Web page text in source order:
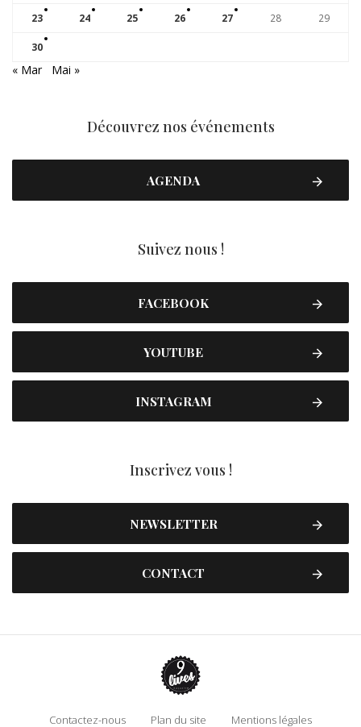
23 24 25 26 27 28 29
30
« Mar Mai »
Découvrez nos événements
AGENDA
Suivez nous !
FACEBOOK
YOUTUBE
INSTAGRAM
Inscrivez vous !
NEWSLETTER
CONTACT
Contactez-nous Plan du site Mentions légales